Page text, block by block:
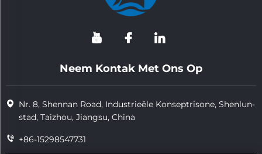
Neem Kontak Met Ons Op
Nr. 8, Shennan Road, Industrieële Konseptrisone, Shenlun-
stad, Taizhou, Jiangsu, China
+86-15298547731